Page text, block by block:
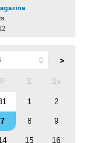
>
P S Sv
1 2
7 8 9
15 16